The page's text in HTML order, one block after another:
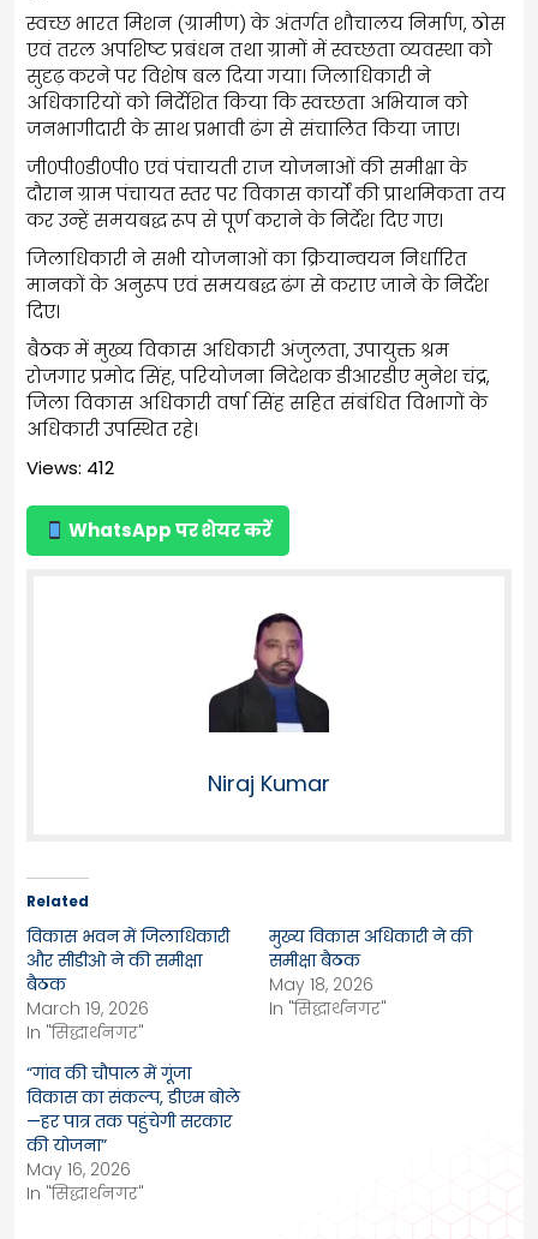
स्वच्छ भारत मिशन (ग्रामीण) के अंतर्गत शौचालय निर्माण, ठोस
एवं तरल अपशिष्ट प्रबंधन तथा ग्रामों में स्वच्छता व्यवस्था को
सुदृढ़ करने पर विशेष बल दिया गया। जिलाधिकारी ने
अधिकारियों को निर्देशित किया कि स्वच्छता अभियान को
जनभागीदारी के साथ प्रभावी ढंग से संचालित किया जाए।
जी०पी०डी०पी० एवं पंचायती राज योजनाओं की समीक्षा के
दौरान ग्राम पंचायत स्तर पर विकास कार्यों की प्राथमिकता तय
कर उन्हें समयबद्ध रूप से पूर्ण कराने के निर्देश दिए गए।
जिलाधिकारी ने सभी योजनाओं का क्रियान्वयन निर्धारित
मानकों के अनुरूप एवं समयबद्ध ढंग से कराए जाने के निर्देश
दिए।
बैठक में मुख्य विकास अधिकारी अंजुलता, उपायुक्त श्रम
रोजगार प्रमोद सिंह, परियोजना निदेशक डीआरडीए मुनेश चंद्र,
जिला विकास अधिकारी वर्षा सिंह सहित संबंधित विभागों के
अधिकारी उपस्थित रहे।
Views: 412
WhatsApp पर शेयर करें
Niraj Kumar
Related
विकास भवन में जिलाधिकारी
और सीडीओ ने की समीक्षा
बैठक
March 19, 2026
In "सिद्धार्थनगर"
मुख्य विकास अधिकारी ने की
समीक्षा बैठक
May 18, 2026
In "सिद्धार्थनगर"
“गांव की चौपाल में गूंजा
विकास का संकल्प, डीएम बोले
—हर पात्र तक पहुंचेगी सरकार
की योजना”
May 16, 2026
In "सिद्धार्थनगर"